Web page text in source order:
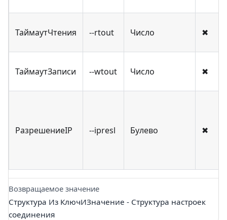
ТаймаутЧтения --rtout Число ✖
ТаймаутЗаписи --wtout Число ✖
РазрешениеIP --ipresl Булево ✖
Возвращаемое значение
Структура Из КлючИЗначение - Структура настроек
соединения